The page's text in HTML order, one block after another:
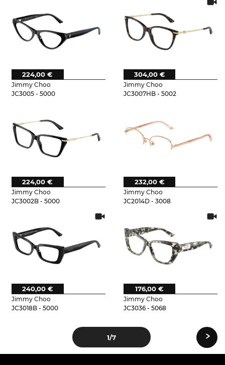
Jimmy Choo
JC3005 - 5000
224,00 €
Jimmy Choo
JC3007HB - 5002
304,00 €
Jimmy Choo
JC3002B - 5000
224,00 €
Jimmy Choo
JC2014D - 3008
232,00 €
Jimmy Choo
JC3018B - 5000
240,00 €
Jimmy Choo
JC3036 - 5068
176,00 €
1/7 ›